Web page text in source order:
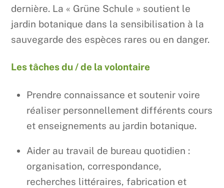
dernière. La « Grüne Schule » soutient le
jardin botanique dans la sensibilisation à la
sauvegarde des espèces rares ou en danger.
Les tâches du / de la volontaire
Prendre connaissance et soutenir voire
réaliser personnellement différents cours
et enseignements au jardin botanique.
Aider au travail de bureau quotidien :
organisation, correspondance,
recherches littéraires, fabrication et